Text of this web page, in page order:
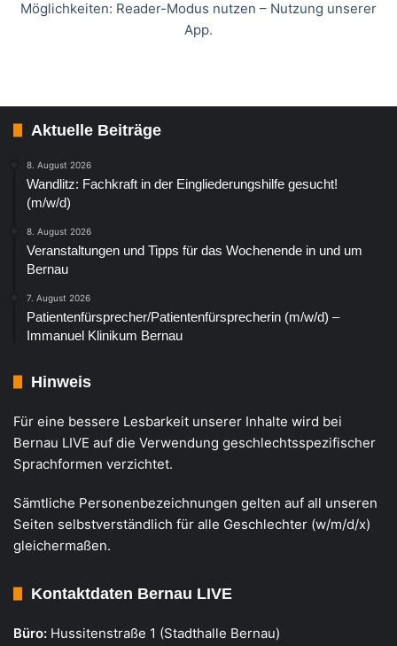
Möglichkeiten: Reader-Modus nutzen – Nutzung unserer
App.
Aktuelle Beiträge
8. August 2026
Wandlitz: Fachkraft in der Eingliederungshilfe gesucht!
(m/w/d)
8. August 2026
Veranstaltungen und Tipps für das Wochenende in und um
Bernau
7. August 2026
Patientenfürsprecher/Patientenfürsprecherin (m/w/d) –
Immanuel Klinikum Bernau
Hinweis
Für eine bessere Lesbarkeit unserer Inhalte wird bei
Bernau LIVE auf die Verwendung geschlechtsspezifischer
Sprachformen verzichtet.
Sämtliche Personenbezeichnungen gelten auf all unseren
Seiten selbstverständlich für alle Geschlechter (w/m/d/x)
gleichermaßen.
Kontaktdaten Bernau LIVE
Büro: Hussitenstraße 1 (Stadthalle Bernau)